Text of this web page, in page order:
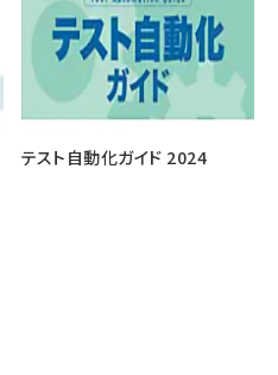
テスト自動化ガイド 2024